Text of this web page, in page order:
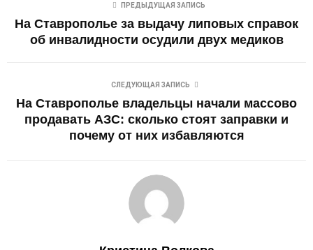
ПРЕДЫДУЩАЯ ЗАПИСЬ
На Ставрополье за выдачу липовых справок
об инвалидности осудили двух медиков
СЛЕДУЮЩАЯ ЗАПИСЬ
На Ставрополье владельцы начали массово
продавать АЗС: сколько стоят заправки и
почему от них избавляются